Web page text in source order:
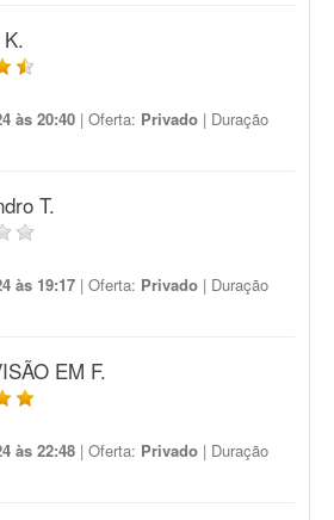
às 20:40 | Oferta: Privado | Duração
T.
às 19:17 | Oferta: Privado | Duração
EM F.
às 22:48 | Oferta: Privado | Duração